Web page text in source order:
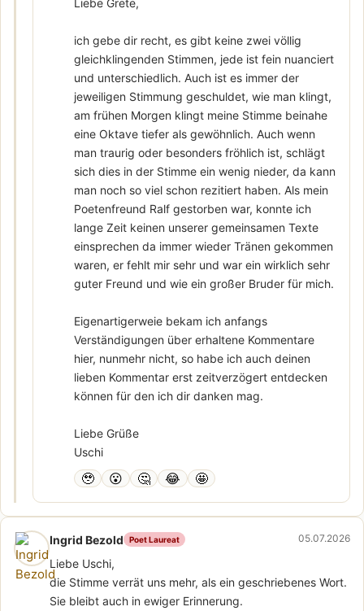
ich gebe dir recht, es gibt keine zwei völlig
gleichklingenden Stimmen, jede ist fein nuanciert
und unterschiedlich. Auch ist es immer der
jeweiligen Stimmung geschuldet, wie man klingt,
am frühen Morgen klingt meine Stimme beinahe
eine Oktave tiefer als gewöhnlich. Auch wenn
man traurig oder besonders fröhlich ist, schlägt
sich dies in der Stimme ein wenig nieder, da kann
man noch so viel schon rezitiert haben. Als mein
Poetenfreund Ralf gestorben war, konnte ich
lange Zeit keinen unserer gemeinsamen Texte
einsprechen da immer wieder Tränen gekommen
waren, er fehlt mir sehr und war ein wirklich sehr
guter Freund und wie ein großer Bruder für mich.
Eigenartigerweie bekam ich anfangs
Verständigungen über erhaltene Kommentare
hier, nunmehr nicht, so habe ich auch deinen
lieben Kommentar erst zeitverzögert entdecken
können für den ich dir danken mag.
Liebe Grüße
Uschi
🥹 😮 🤔 😂 🤩
Ingrid Bezold Poet Laureat 05.07.2026
Liebe Uschi,
die Stimme verrät uns mehr, als ein geschriebenes Wort.
Sie bleibt auch in ewiger Erinnerung.